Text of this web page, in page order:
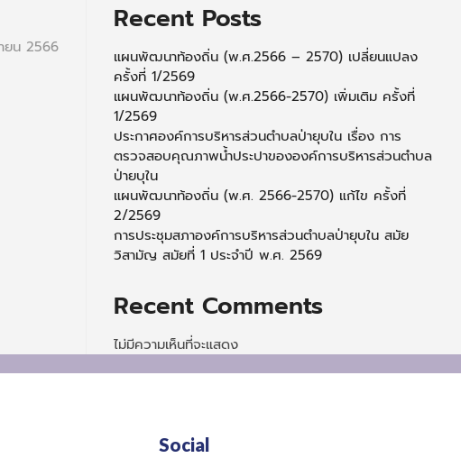
ยน 2566
Recent Posts
แผนพัฒนาท้องถิ่น (พ.ศ.2566 – 2570) เปลี่ยนแปลง
ครั้งที่ 1/2569
แผนพัฒนาท้องถิ่น (พ.ศ.2566-2570) เพิ่มเติม ครั้งที่
1/2569
ประกาศองค์การบริหารส่วนตำบลป่ายุบใน เรื่อง การ
ตรวจสอบคุณภาพน้ำประปาขององค์การบริหารส่วนตำบล
ป่ายบุใน
แผนพัฒนาท้องถิ่น (พ.ศ. 2566-2570) แก้ไข ครั้งที่
2/2569
การประชุมสภาองค์การบริหารส่วนตำบลป่ายุบใน สมัย
วิสามัญ สมัยที่ 1 ประจำปี พ.ศ. 2569
Recent Comments
ไม่มีความเห็นที่จะแสดง
Social